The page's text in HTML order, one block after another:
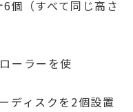
個（すべて同じ高さ
ーラーを使
ディスクを2個設置